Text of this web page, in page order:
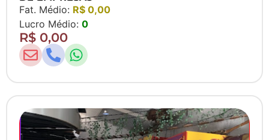
Fat. Médio: R$ 0,00
Lucro Médio: 0
R$ 0,00